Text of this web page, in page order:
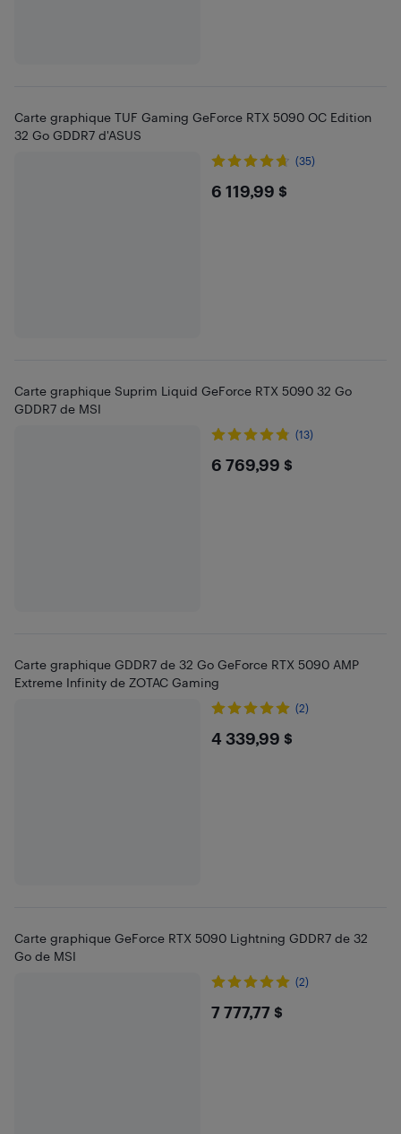
Carte graphique TUF Gaming GeForce RTX 5090 OC Edition
32 Go GDDR7 d'ASUS
(35)
$6119.99
6 119,99 $
Carte graphique Suprim Liquid GeForce RTX 5090 32 Go
GDDR7 de MSI
(13)
$6769.99
6 769,99 $
Carte graphique GDDR7 de 32 Go GeForce RTX 5090 AMP
Extreme Infinity de ZOTAC Gaming
(2)
$4339.99
4 339,99 $
Carte graphique GeForce RTX 5090 Lightning GDDR7 de 32
Go de MSI
(2)
$7777.77
7 777,77 $